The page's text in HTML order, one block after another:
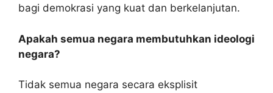
bagi demokrasi yang kuat dan berkelanjutan.
Apakah semua negara membutuhkan ideologi
negara?
Tidak semua negara secara eksplisit